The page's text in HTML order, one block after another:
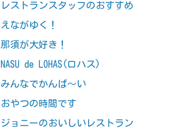
レストランスタッフのおすすめ
えながゆく！
那須が大好き！
NASU de LOHAS(ロハス)
みんなでかんぱ～い
おやつの時間です
ジョニーのおいしいレストラン